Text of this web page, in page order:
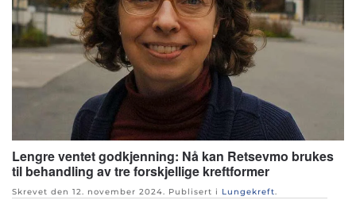
Lengre ventet godkjenning: Nå kan Retsevmo brukes
til behandling av tre forskjellige kreftformer
Skrevet den 12. november 2024 . Publisert i Lungekreft